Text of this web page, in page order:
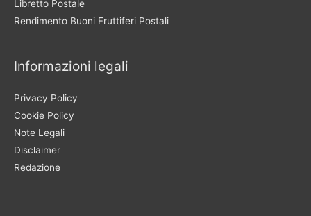
Libretto Postale
Rendimento Buoni Fruttiferi Postali
Informazioni legali
Privacy Policy
Cookie Policy
Note Legali
Disclaimer
Redazione